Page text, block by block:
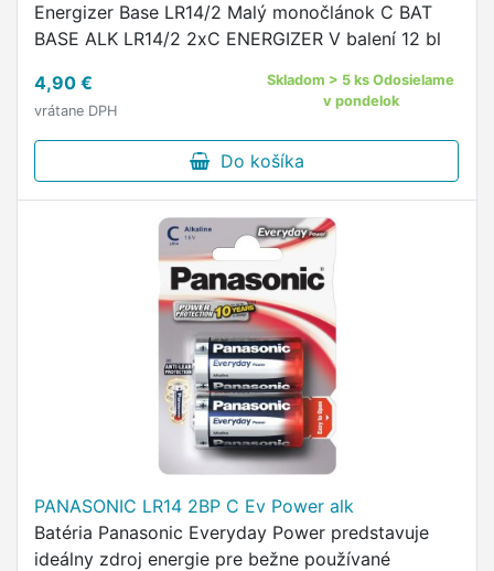
Energizer Base LR14/2 Malý monočlánok C BAT
BASE ALK LR14/2 2xC ENERGIZER V balení 12 bl
4,90 €
vrátane DPH
Skladom > 5 ks Odosielame
v pondelok
Do košíka
PANASONIC LR14 2BP C Ev Power alk
Batéria Panasonic Everyday Power predstavuje
ideálny zdroj energie pre bežne používané